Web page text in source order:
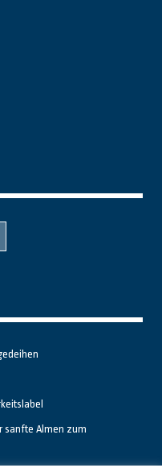
sanfte Almen zum